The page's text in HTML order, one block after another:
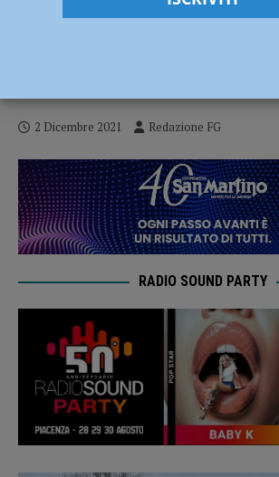
Piantati 52 nuovi platani in
2 Dicembre 2021 Redazione FG
RADIO SOUND PARTY